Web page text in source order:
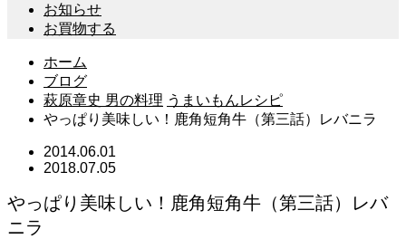
お知らせ
お買物する
ホーム
ブログ
萩原章史 男の料理 うまいもんレシピ
やっぱり美味しい！鹿角短角牛（第三話）レバニラ
2014.06.01
2018.07.05
やっぱり美味しい！鹿角短角牛（第三話）レバ
ニラ